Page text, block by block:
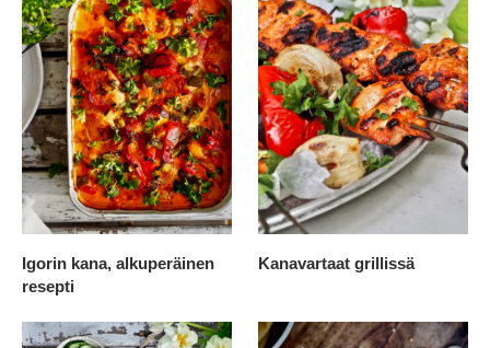
Igorin kana, alkuperäinen
resepti
Kanavartaat grillissä